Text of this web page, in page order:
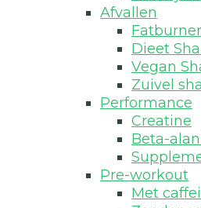
Afvallen
Dieet
Vegan
Zuivel
Performance
Creatine
Beta-
Pre-workout
Met